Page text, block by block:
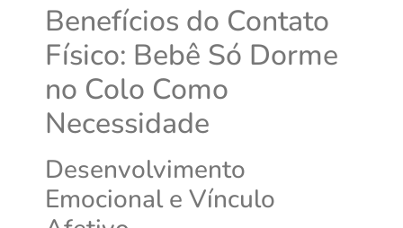
Benefícios do Contato
Físico: Bebê Só Dorme
no Colo Como
Necessidade
Desenvolvimento
Emocional e Vínculo